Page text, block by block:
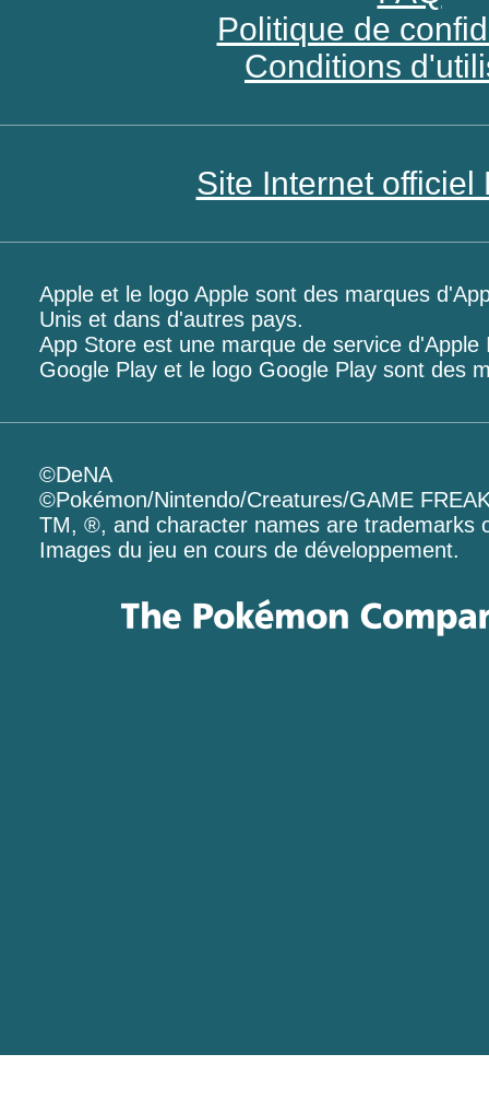
Politique de
Conditions
Site Internet officiel
Apple et le logo Apple sont des marques
Unis et dans d'autres pays.
App Store est une marque de service d'Apple
Google Play et le logo Google Play sont des
©DeNA
©Pokémon/Nintendo/Creatures/GAME
TM, ®, and character names are trademarks
Images du jeu en cours de développement.